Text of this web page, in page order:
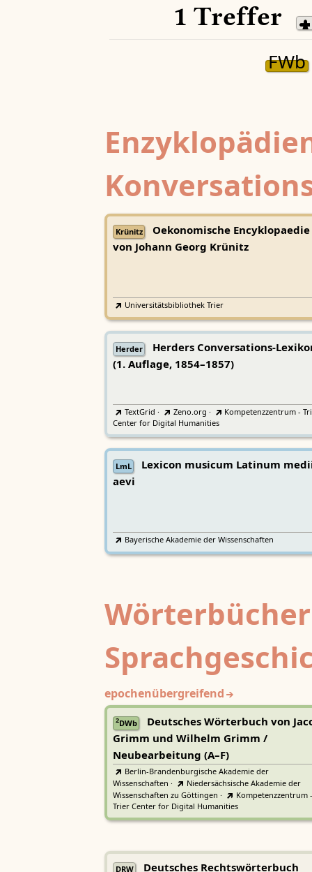
1 Treffer
FWb
Krünitz
Oekonomische Encyklopaedie
von Johann Georg Krünitz
Universitätsbibliothek Trier
Herder
Herders Conversations-
(1. Auflage, 1854–1857)
TextGrid · Zeno.org ·
Kompetenzzentrum -
Center for Digital Humanities
LmL
Lexicon musicum Latinum
aevi
Bayerische Akademie der Wissenschaften
epochenübergreifend
2DWb
Deutsches Wörterbuch von
Grimm und Wilhelm Grimm /
Neubearbeitung (A–F)
Berlin-Brandenburgische Akademie der
Wissenschaften ·
Niedersächsische Akademie der
Wissenschaften zu Göttingen ·
Kompetenzzentrum -
Trier Center for Digital Humanities
DRW Deutsches Rechtswörterbuch